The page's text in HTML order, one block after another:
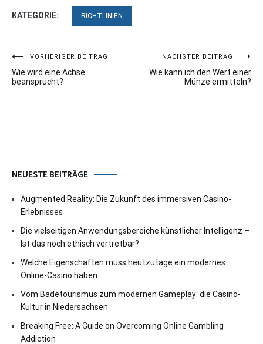
KATEGORIE: RICHTLINIEN
Beitragsnavigation
VORHERIGER BEITRAG
Wie wird eine Achse
beansprucht?
NÄCHSTER BEITRAG
Wie kann ich den Wert einer
Münze ermitteln?
NEUESTE BEITRÄGE
Augmented Reality: Die Zukunft des immersiven Casino-
Erlebnisses
Die vielseitigen Anwendungsbereiche künstlicher Intelligenz –
Ist das noch ethisch vertretbar?
Welche Eigenschaften muss heutzutage ein modernes
Online-Casino haben
Vom Badetourismus zum modernen Gameplay: die Casino-
Kultur in Niedersachsen
Breaking Free: A Guide on Overcoming Online Gambling
Addiction